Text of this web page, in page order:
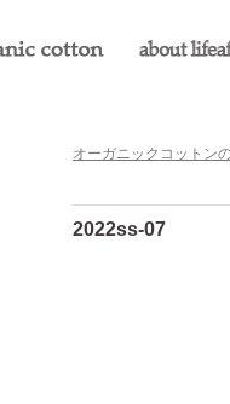
オーガニックコットン
2022ss-07